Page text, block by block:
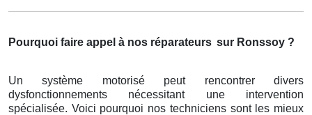
Pourquoi faire appel à nos réparateurs sur Ronssoy ?
Un système motorisé peut rencontrer divers
dysfonctionnements nécessitant une intervention
spécialisée. Voici pourquoi nos techniciens sont les mieux